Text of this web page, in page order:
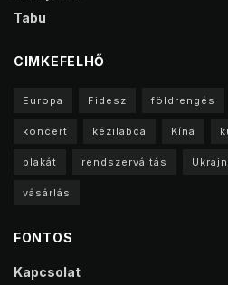
Tabu
CIMKEFELHŐ
Europa Fidesz földrengés
koncert kézilabda Kína
plakát rendszerváltás
vásárlás
FONTOS
Kapcsolat